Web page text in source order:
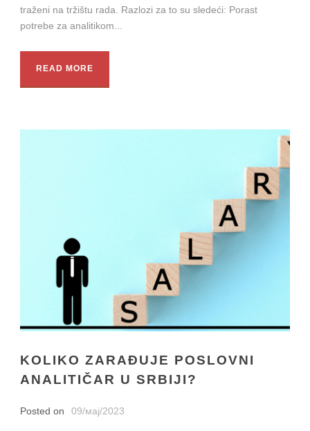
traženi na tržištu rada. Razlozi za to su sledeći: Porast
potrebe za analitikom...
READ MORE
KOLIKO ZARAĐUJE POSLOVNI
ANALITIČAR U SRBIJI?
Posted on 09/мај/2023